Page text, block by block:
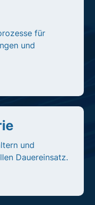
für
und
und
Dauereinsatz.